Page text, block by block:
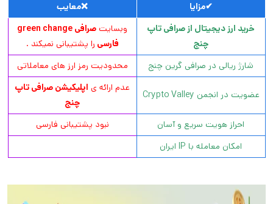
✔مزایا ❌معایب
خرید ارز دیجیتال از صرافی تاپ
چنج
وبسایت صرافی green change
فارسی را پشتیبانی نمیکند .
شارژ ریالی در صرافی گرین چنج
محدودیت رمز ارز های معاملاتی
عضویت در انجمن Crypto Valley
عدم ارائه ی اپلیکیشن صرافی تاپ
چنج
احراز هویت سریع و آسان
نبود پشتیبانی فارسی
امکان معامله با IP ایران